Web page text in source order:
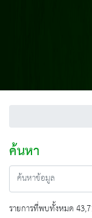
ค้นหา
รายการที่พบทั้งหมด